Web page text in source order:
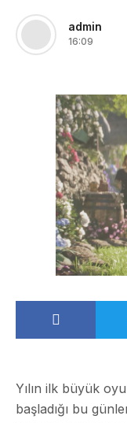
admin
16:09
Yılın ilk büyük
başladığı bu